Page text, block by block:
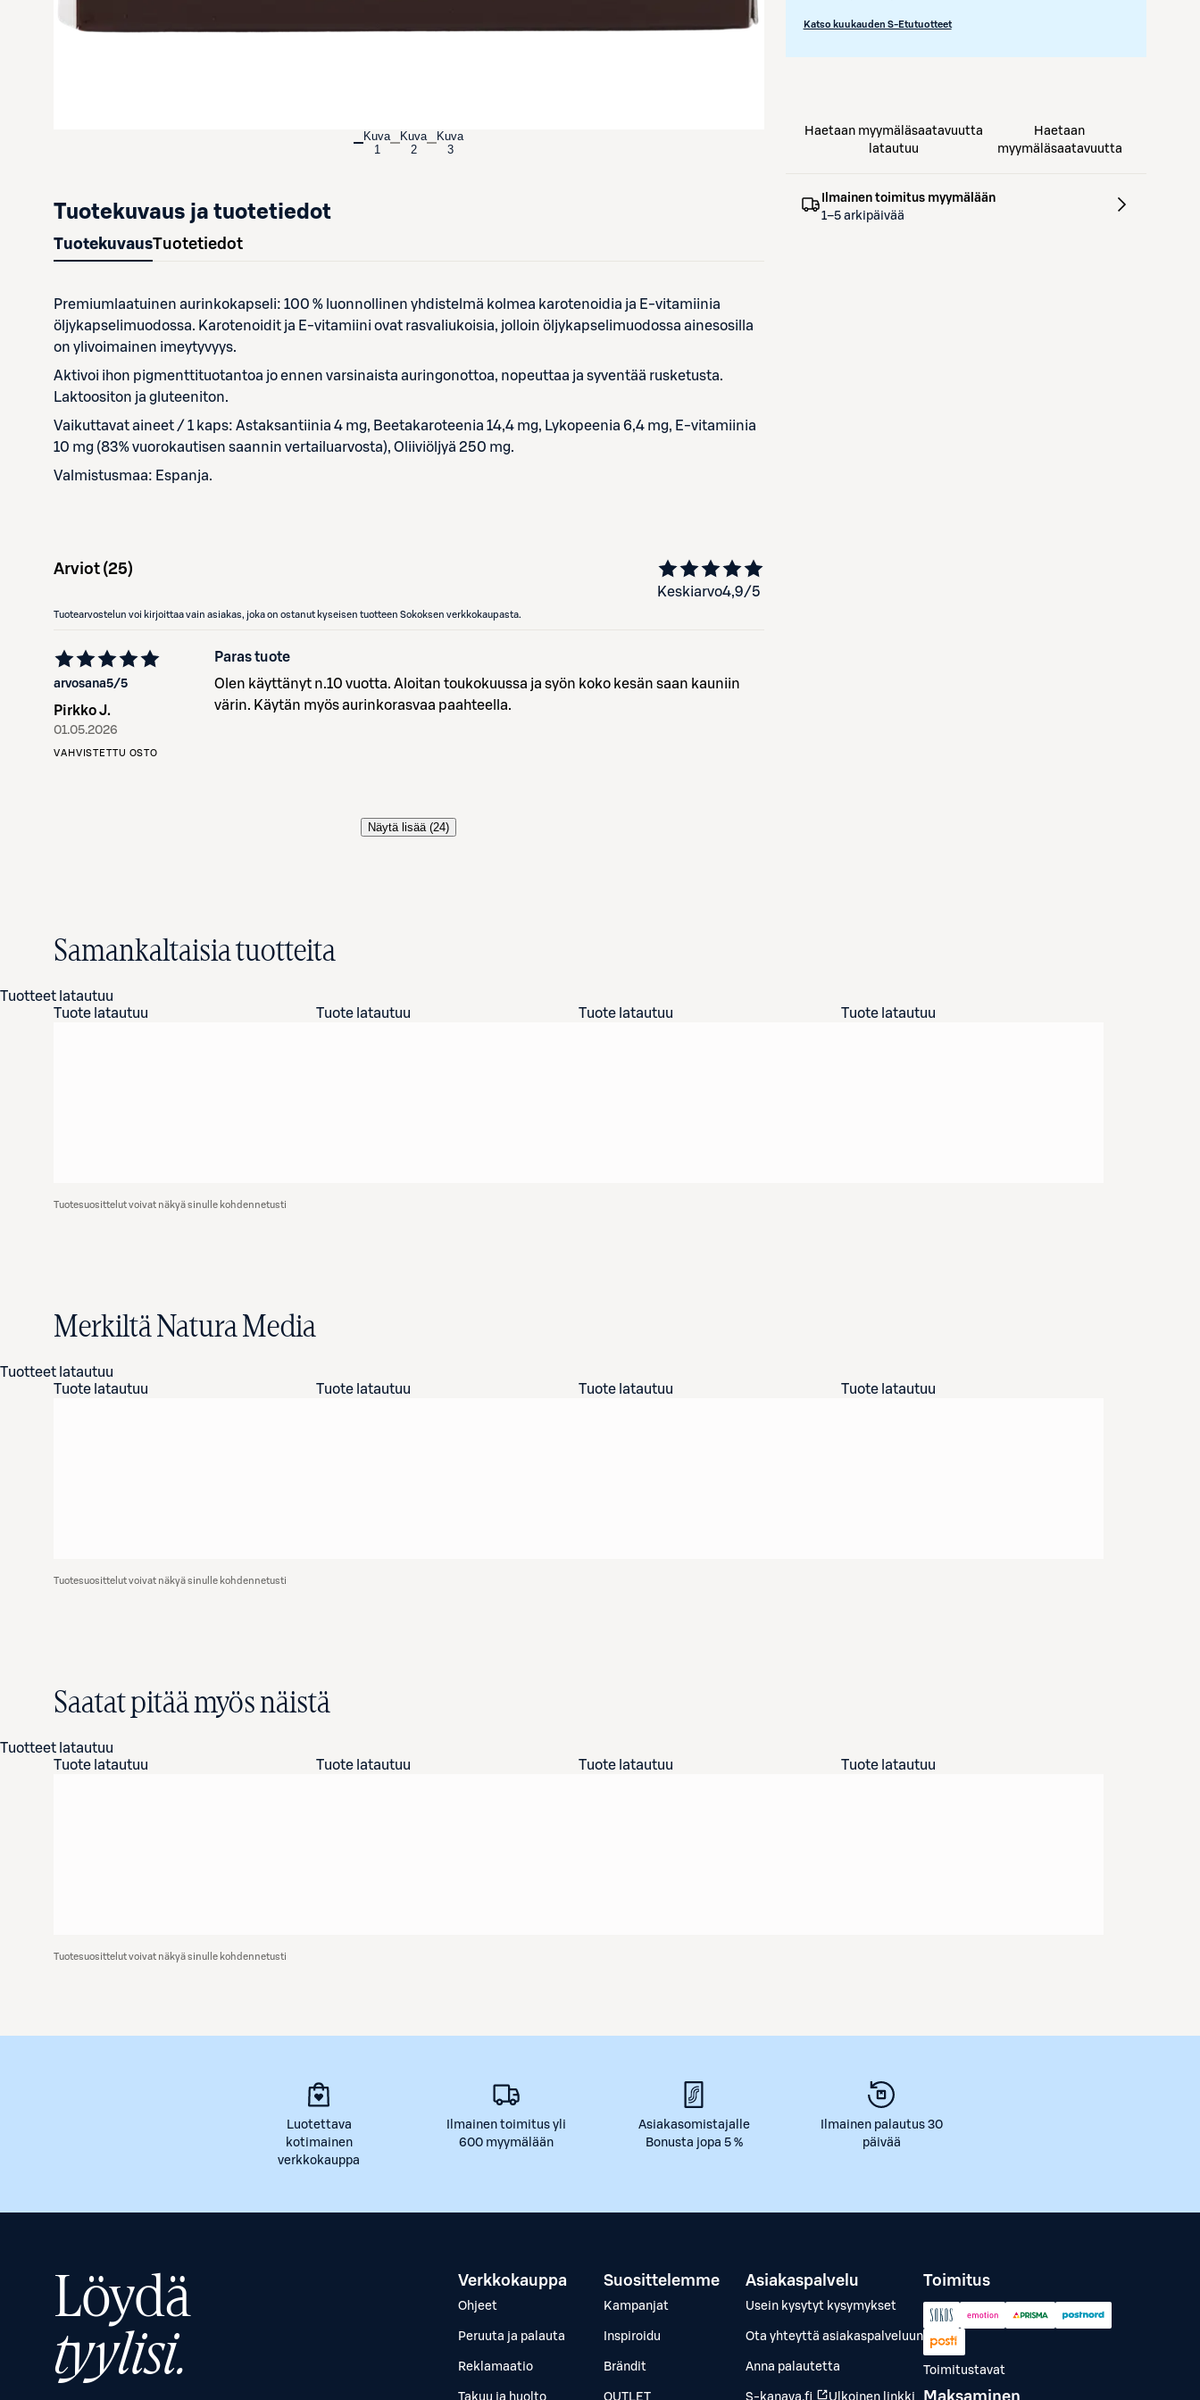
Kuva
1
Kuva
2
Kuva
3
Katso kuukauden S-Etutuotteet
Haetaan myymäläsaatavuutta
latautuu
Haetaan
myymäläsaatavuutta
Ilmainen toimitus myymälään
1–5 arkipäivää
Tuotekuvaus ja tuotetiedot
TuotekuvausTuotetiedot
Premiumlaatuinen aurinkokapseli: 100 % luonnollinen yhdistelmä kolmea karotenoidia ja E-vitamiinia
öljykapselimuodossa. Karotenoidit ja E-vitamiini ovat rasvaliukoisia, jolloin öljykapselimuodossa ainesosilla
on ylivoimainen imeytyvyys.
Aktivoi ihon pigmenttituotantoa jo ennen varsinaista auringonottoa, nopeuttaa ja syventää rusketusta.
Laktoositon ja gluteeniton.
Vaikuttavat aineet / 1 kaps: Astaksantiinia 4 mg, Beetakaroteenia 14,4 mg, Lykopeenia 6,4 mg, E-vitamiinia
10 mg (83% vuorokautisen saannin vertailuarvosta), Oliiviöljyä 250 mg.
Valmistusmaa: Espanja.
Arviot (25)
Keskiarvo4,9/5
Tuotearvostelun voi kirjoittaa vain asiakas, joka on ostanut kyseisen tuotteen Sokoksen verkkokaupasta.
arvosana5/5
Pirkko J.
01.05.2026
VAHVISTETTU OSTO
Paras tuote
Olen käyttänyt n.10 vuotta. Aloitan toukokuussa ja syön koko kesän saan kauniin
Näytä lisää (24)
Samankaltaisia tuotteita
Tuotteet latautuu
Tuote latautuu
Tuote latautuu Tuote latautuu Tuote latautuu
Tuotesuosittelut voivat näkyä sinulle kohdennetusti
Merkiltä Natura Media
Tuotteet latautuu
Tuote latautuu
Tuote latautuu Tuote latautuu Tuote latautuu
Tuotesuosittelut voivat näkyä sinulle kohdennetusti
Saatat pitää myös näistä
Tuotteet latautuu
Tuote latautuu
Tuote latautuu Tuote latautuu Tuote latautuu
Tuotesuosittelut voivat näkyä sinulle kohdennetusti
Luotettava
kotimainen
verkkokauppa
Ilmainen toimitus yli
600 myymälään
Asiakasomistajalle
Bonusta jopa 5 %
Ilmainen palautus 30
päivää
Löydä
tyylisi.
Verkkokauppa
Ohjeet
Peruuta ja palauta
Reklamaatio
Takuu ja huolto
Suosittelemme
Kampanjat
Inspiroidu
Brändit
OUTLET
Asiakaspalvelu
Usein kysytyt kysymykset
Ota yhteyttä asiakaspalveluun
Anna palautetta
S-kanava.fi Ulkoinen linkki
Toimitus
Toimitustavat
Maksaminen